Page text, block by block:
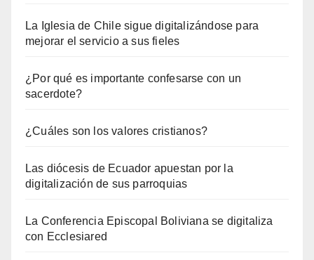
La Iglesia de Chile sigue digitalizándose para
mejorar el servicio a sus fieles
¿Por qué es importante confesarse con un
sacerdote?
¿Cuáles son los valores cristianos?
Las diócesis de Ecuador apuestan por la
digitalización de sus parroquias
La Conferencia Episcopal Boliviana se digitaliza
con Ecclesiared